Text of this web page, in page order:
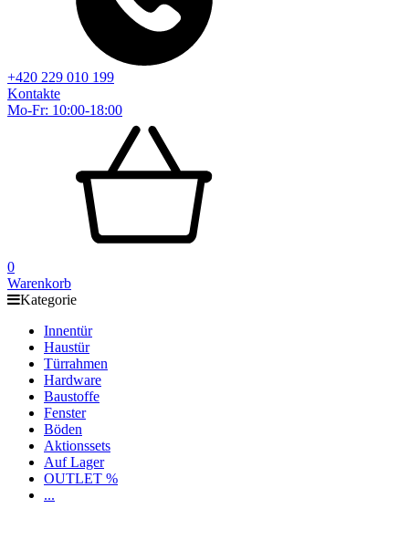
+420 229 010 199
Kontakte
Mo-Fr: 10:00-18:00
0
Warenkorb
Kategorie
Innentür
Haustür
Türrahmen
Hardware
Baustoffe
Fenster
Böden
Aktionssets
Auf Lager
OUTLET %
...